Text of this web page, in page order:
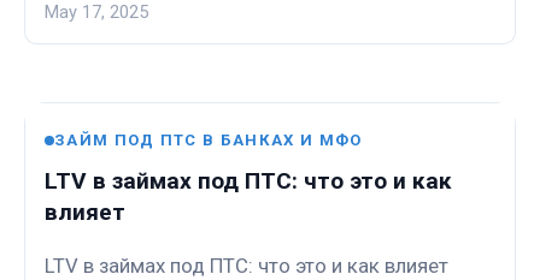
May 17, 2025
ЗАЙМ ПОД ПТС В БАНКАХ И МФО
LTV в займах под ПТС: что это и как
влияет
LTV в займах под ПТС: что это и как влияет